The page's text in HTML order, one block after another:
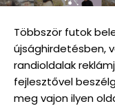
Többször futok
újsághirdetésben,
randioldalak
fejlesztővel
meg vajon ilyen